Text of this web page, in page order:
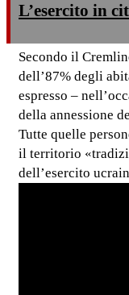
L’esercito in
Secondo il
dell’87% degli
espresso –
della annessione
Tutte quelle
il territorio
dell’esercito